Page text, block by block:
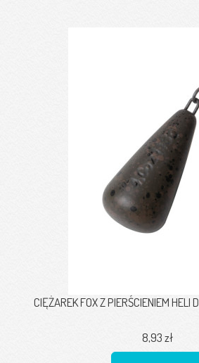
CIĘŻAREK FOX Z PIERŚCIENIEM HELI
8,93 zł